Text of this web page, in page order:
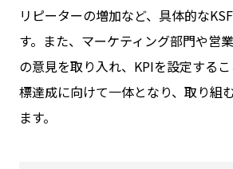
リピーターの増加など、具体的な
す。また、マーケティング部門や営
の意見を取り入れ、KPIを設定する
標達成に向けて一体となり、取り組
ます。